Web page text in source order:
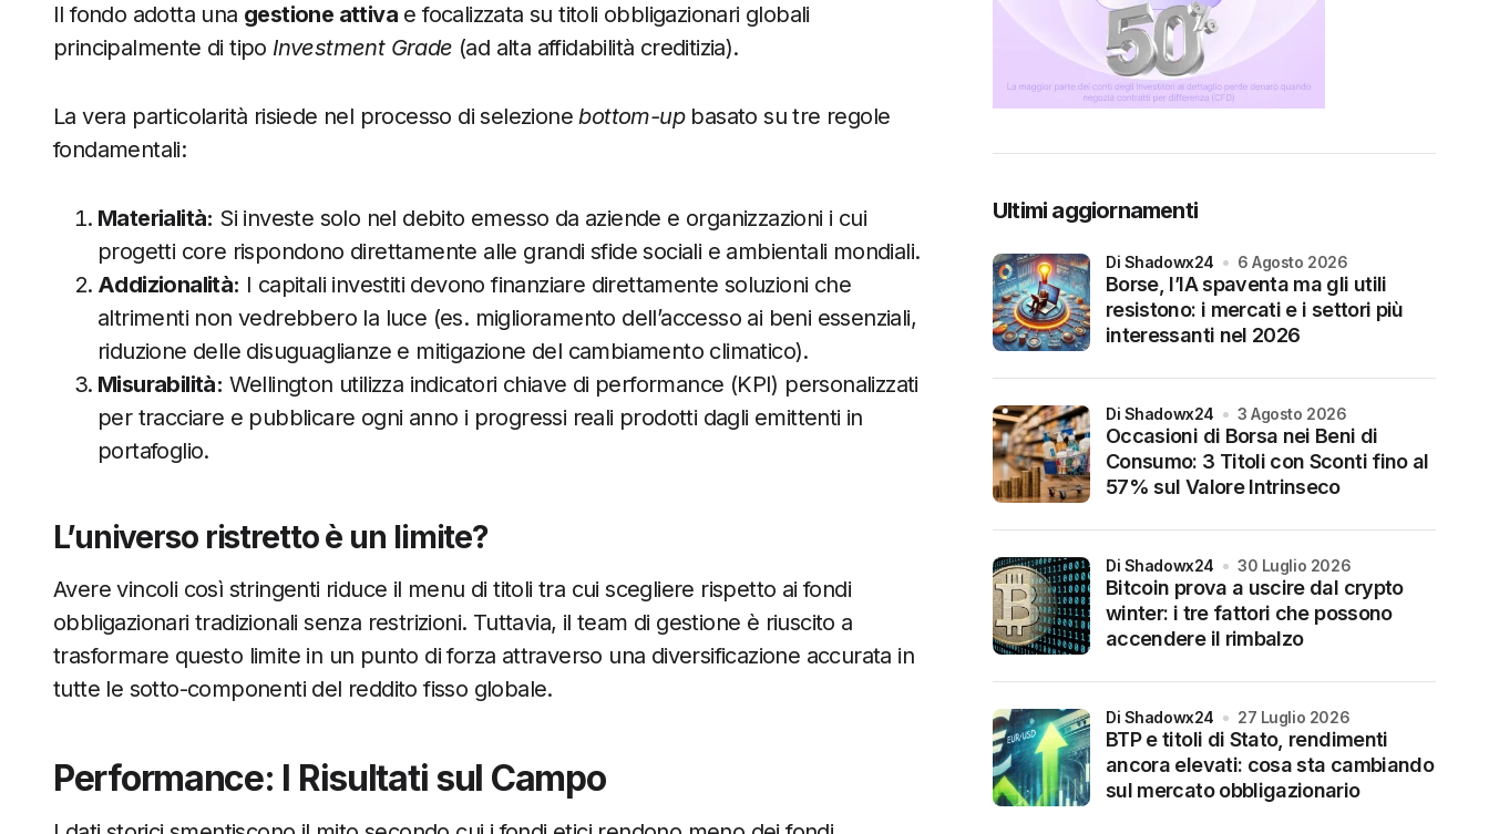
Il fondo adotta una gestione attiva e focalizzata su titoli obbligazionari globali
principalmente di tipo Investment Grade (ad alta affidabilità creditizia).
La vera particolarità risiede nel processo di selezionebottom-upbasato su tre regole
fondamentali:
Materialità: Si investe solo nel debito emesso da aziende e organizzazioni i cui
progetti core rispondono direttamente alle grandi sfide sociali e ambientali mondiali.
Addizionalità: I capitali investiti devono finanziare direttamente soluzioni che
altrimenti non vedrebbero la luce (es. miglioramento dell’accesso ai beni essenziali,
riduzione delle disuguaglianze e mitigazione del cambiamento climatico).
Misurabilità: Wellington utilizza indicatori chiave di performance (KPI) personalizzati
per tracciare e pubblicare ogni anno i progressi reali prodotti dagli emittenti in
portafoglio.
L’universo ristretto è un limite?
Avere vincoli così stringenti riduce il menu di titoli tra cui scegliere rispetto ai fondi
obbligazionari tradizionali senza restrizioni. Tuttavia, il team di gestione è riuscito a
trasformare questo limite in un punto di forza attraverso una diversificazione accurata in
tutte le sotto-componenti del reddito fisso globale.
Performance: I Risultati sul Campo
Ultimi aggiornamenti
Borse, l’IA spaventa ma gli utili
resistono: i mercati e i settori più
interessanti nel 2026
di Shadowx24 6 Agosto 2026
Occasioni di Borsa nei Beni di
Consumo: 3 Titoli con Sconti fino al
57% sul Valore Intrinseco
di Shadowx24 3 Agosto 2026
Bitcoin prova a uscire dal crypto
winter: i tre fattori che possono
accendere il rimbalzo
di Shadowx24 30 Luglio 2026
BTP e titoli di Stato, rendimenti
ancora elevati: cosa sta cambiando
sul mercato obbligazionario
di Shadowx24 27 Luglio 2026